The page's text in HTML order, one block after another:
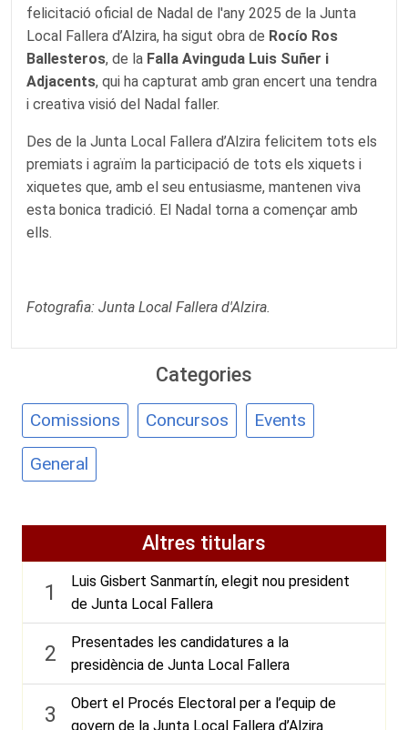
felicitació oficial de Nadal de l'any 2025 de la Junta
Local Fallera d’Alzira, ha sigut obra de Rocío Ros
Ballesteros, de la Falla Avinguda Luis Suñer i
Adjacents, qui ha capturat amb gran encert una tendra
i creativa visió del Nadal faller.
Des de la Junta Local Fallera d’Alzira felicitem tots els
premiats i agraïm la participació de tots els xiquets i
xiquetes que, amb el seu entusiasme, mantenen viva
esta bonica tradició. El Nadal torna a començar amb
ells.
Fotografia: Junta Local Fallera d'Alzira.
Categories
Comissions Concursos Events
General
Altres titulars
1
Luis Gisbert Sanmartín, elegit nou president
de Junta Local Fallera
2
Presentades les candidatures a la
presidència de Junta Local Fallera
3
Obert el Procés Electoral per a l’equip de
govern de la Junta Local Fallera d’Alzira